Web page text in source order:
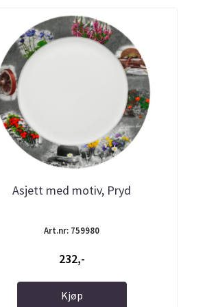
Asjett med motiv, Pryd
Art.nr: 759980
232,-
Kjøp